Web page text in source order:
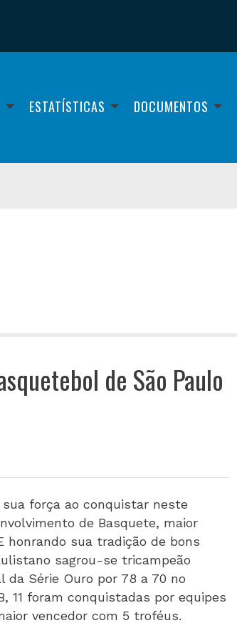
ESTATÍSTICAS DOCUMENTOS
de São Paulo
força ao conquistar neste
de Basquete, maior
honrando sua tradição de bons
sagrou-se tricampeão
da Série Ouro por 78 a 70 no
11 foram conquistadas por equipes
vencedor com 5 troféus.